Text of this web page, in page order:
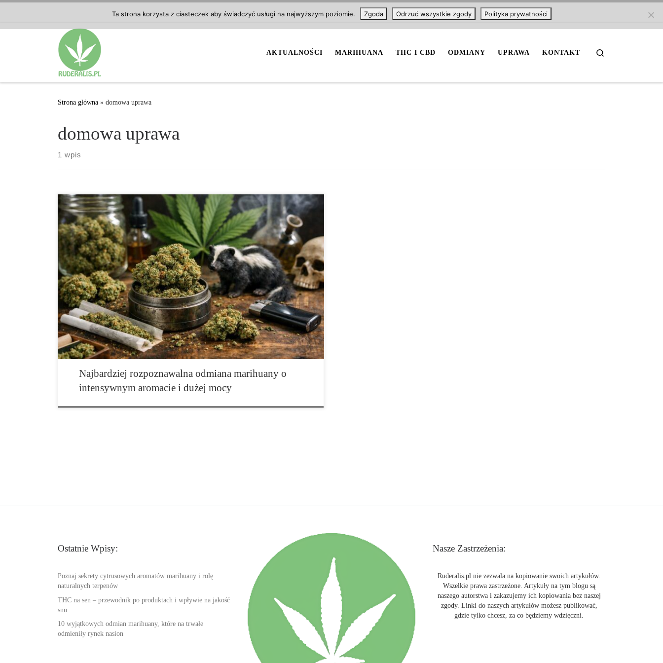
AKTUALNOŚCI MARIHUANA THC I CBD ODMIANY UPRAWA KONTAKT
Strona główna » domowa uprawa
domowa uprawa
1 wpis
Skunk – odmiana marihuany, która zmieniła historię cannabis W świecie konopi istnieją
odmiany, które są czymś więcej niż tylko nazwą w katalogu seedbanku. Niektóre z nich
działają jak symbol epoki, bo ich pojawienie się wywołało efekt domina, wpływając nie
tylko na smak i moc, ale również na całą filozofię hodowli. […]
Najbardziej rozpoznawalna odmiana marihuany o
intensywnym aromacie i dużej mocy
Ostatnie Wpisy:
Poznaj sekrety cytrusowych aromatów marihuany i rolę
naturalnych terpenów
THC na sen – przewodnik po produktach i wpływie na jakość
snu
10 wyjątkowych odmian marihuany, które na trwałe
odmieniły rynek nasion
Nasze Zastrzeżenia:
Ruderalis.pl nie zezwala na kopiowanie swoich artykułów.
Wszelkie prawa zastrzeżone. Artykuły na tym blogu są
naszego autorstwa i zakazujemy ich kopiowania bez naszej
zgody. Linki do naszych artykułów możesz publikować,
gdzie tylko chcesz, za co będziemy wdzięczni.
Ta strona korzysta z ciasteczek aby świadczyć usługi na najwyższym poziomie. Zgoda Odrzuć wszystkie zgody Polityka prywatności